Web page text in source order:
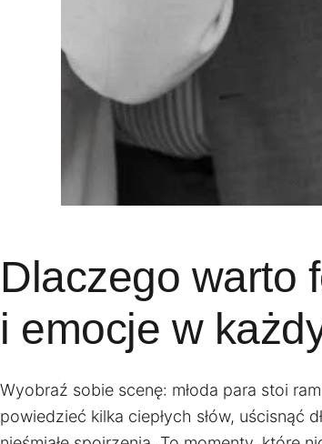
Dlaczego warto
i emocje w
Wyobraź sobie scenę: młoda para stoi
powiedzieć kilka ciepłych słów, uścisnąć